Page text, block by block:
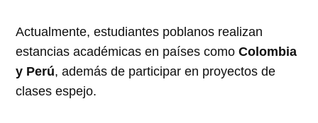
Actualmente, estudiantes poblanos realizan
estancias académicas en países comoColombia
y Perú, además de participar en proyectos de
clases espejo.